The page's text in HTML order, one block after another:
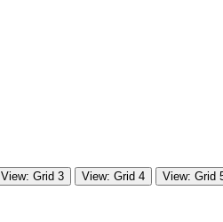
View: Grid 3 View: Grid 4 View: Grid